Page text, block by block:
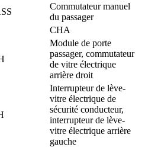
Commutateur manuel
du passager
CHA
Module de porte
passager, commutateur
de vitre électrique
arrière droit
Interrupteur de lève-
vitre électrique de
sécurité conducteur,
interrupteur de lève-
vitre électrique arrière
gauche